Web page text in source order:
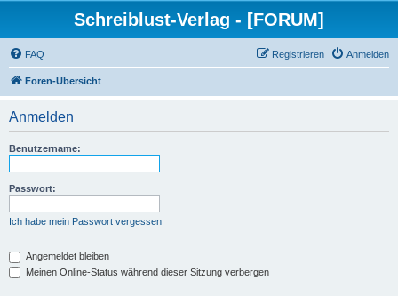
Schreiblust-Verlag - [FORUM]
FAQ Anmelden
Registrieren
Foren-Übersicht
Anmelden
Benutzername:
Passwort:
Ich habe mein Passwort vergessen
Angemeldet bleiben
Meinen Online-Status während dieser Sitzung verbergen